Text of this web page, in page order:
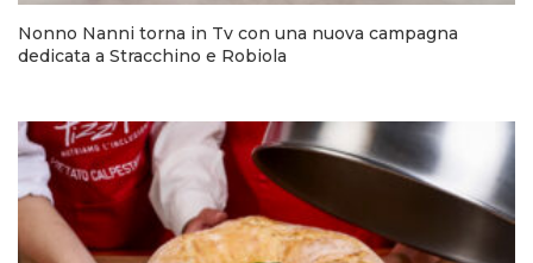
Nonno Nanni torna in Tv con una nuova campagna
dedicata a Stracchino e Robiola